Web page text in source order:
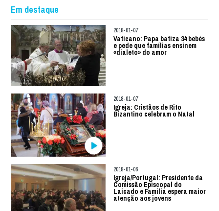
Em destaque
2018-01-07
Vaticano: Papa batiza 34 bebés
e pede que famílias ensinem
«dialeto» do amor
2018-01-07
Igreja: Cristãos de Rito
Bizantino celebram o Natal
2018-01-06
Igreja/Portugal: Presidente da
Comissão Episcopal do
Laicado e Família espera maior
atenção aos jovens